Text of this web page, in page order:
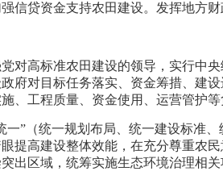
信贷资金支持农田建设。发挥地方
对高标准农田建设的领导，实行
府对目标任务落实、资金筹措、建
、工程质量、资金使用、运营管护等
一”（统一规划布局、统一建设标准
提高建设整体效能，在充分尊重农
出区域，统筹实施生态环境治理相